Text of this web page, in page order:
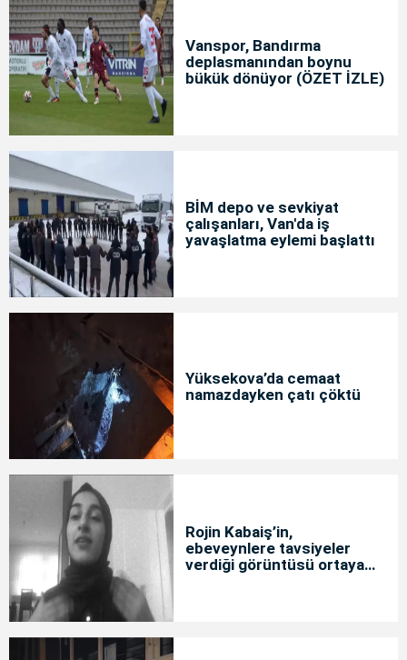
Vanspor, Bandırma
deplasmanından boynu
bükük dönüyor (ÖZET İZLE)
BİM depo ve sevkiyat
çalışanları, Van'da iş
yavaşlatma eylemi başlattı
Yüksekova’da cemaat
namazdayken çatı çöktü
Rojin Kabaiş’in,
ebeveynlere tavsiyeler
verdiği görüntüsü ortaya